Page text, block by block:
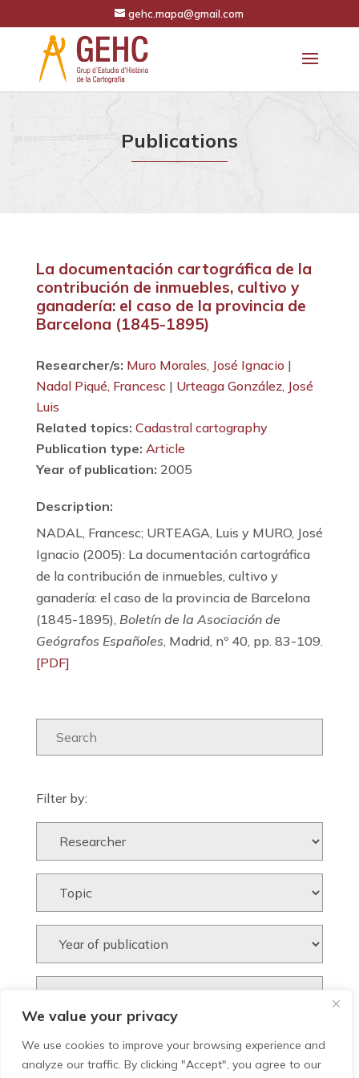
We value your privacy
We use cookies to improve your browsing experience and
analyze our traffic. By clicking "Accept", you agree to our
gehc.mapa@gmail.com
Publications
La documentación cartográfica de la
contribución de inmuebles, cultivo y
ganadería: el caso de la provincia de
Barcelona (1845-1895)
Researcher/s: Muro Morales, José Ignacio |
Nadal Piqué, Francesc | Urteaga González, José
Luis
Related topics: Cadastral cartography
Publication type: Article
Year of publication: 2005
Description:
NADAL, Francesc; URTEAGA, Luis y MURO, José
Ignacio (2005): La documentación cartográfica
de la contribución de inmuebles, cultivo y
ganadería: el caso de la provincia de Barcelona
(1845-1895), Boletín de la Asociación de
Geógrafos Españoles, Madrid, nº 40, pp. 83-109.
[PDF]
Filter by: